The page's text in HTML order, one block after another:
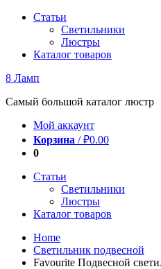
Перейти
содержимому
Статьи
Светильники
Люстры
Каталог товаров
8 Ламп
Самый большой каталог люстр
Мой аккаунт
Корзина /₽0.00
0
Статьи
Светильники
Люстры
Каталог товаров
Home
Светильник подвесной
Favourite Подвесной